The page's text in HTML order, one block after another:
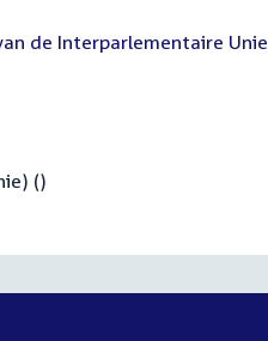
de Interparlementaire Unie
()